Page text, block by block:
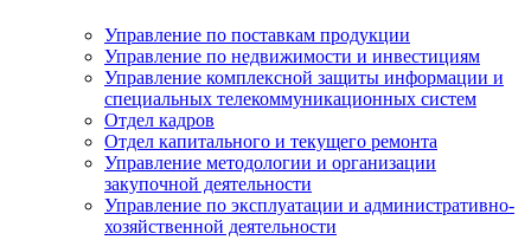
Управление по поставкам продукции
Управление по недвижимости и инвестициям
Управление комплексной защиты информации и
специальных телекоммуникационных систем
Отдел кадров
Отдел капитального и текущего ремонта
Управление методологии и организации
закупочной деятельности
Управление по эксплуатации и административно-
хозяйственной деятельности